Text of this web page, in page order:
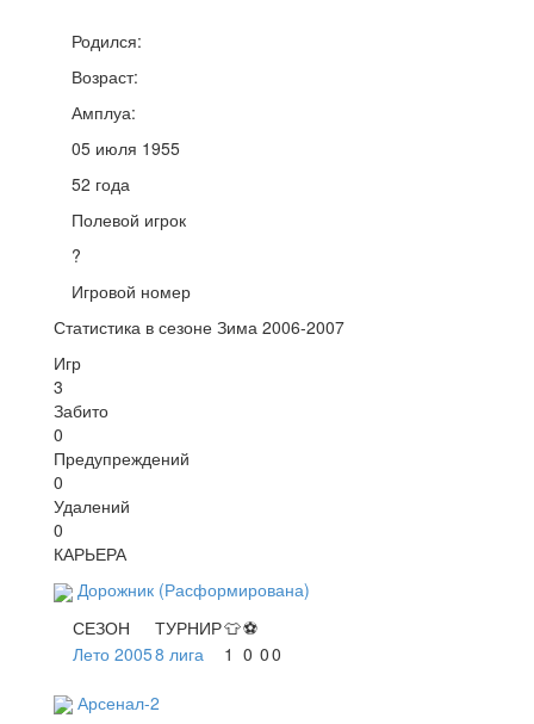
Родился:
Возраст:
Амплуа:
05 июля 1955
52 года
Полевой игрок
?
Игровой номер
Статистика в сезоне Зима 2006-2007
Игр
3
Забито
0
Предупреждений
0
Удалений
0
КАРЬЕРА
Дорожник (Расформирована)
СЕЗОН
ТУРНИР👕⚽
Лето 20058 лига 1 0 00
Арсенал-2